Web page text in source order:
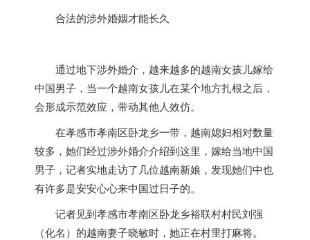
合法的涉外婚姻才能长久
通过地下涉外婚介，越来越多的越南女孩儿嫁给
中国男子，当一个越南女孩儿在某个地方扎根之后，
会形成示范效应，带动其他人效仿。
在孝感市孝南区卧龙乡一带， 越南媳妇相对数量
较多，她们经过涉外婚介介绍到这里，嫁给当地中国
男子，记者实地走访了几位越南新娘，发现她们中也
有许多是安安心心来中国过日子的。
记者见到孝感市孝南区卧龙乡裕联村村民刘强
（化名）的越南妻子晓敏时，她正在村里打麻将。